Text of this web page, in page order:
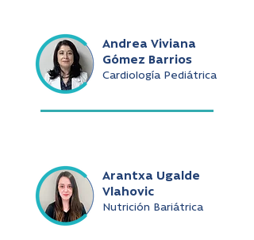
Andrea Viviana
Gómez Barrios
Cardiología Pediátrica
Arantxa Ugalde
Vlahovic
Nutrición Bariátrica